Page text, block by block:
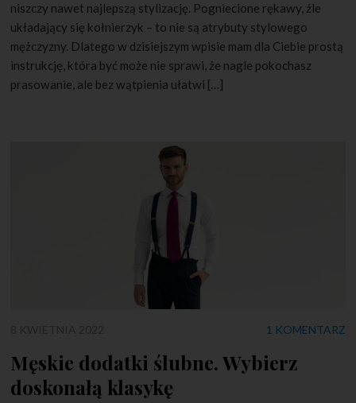
niszczy nawet najlepszą stylizację. Pogniecione rękawy, źle
układający się kołnierzyk – to nie są atrybuty stylowego
mężczyzny. Dlatego w dzisiejszym wpisie mam dla Ciebie prostą
instrukcję, która być może nie sprawi, że nagle pokochasz
prasowanie, ale bez wątpienia ułatwi […]
1 KOMENTARZ
Męskie dodatki ślubne. Wybierz
doskonałą klasykę